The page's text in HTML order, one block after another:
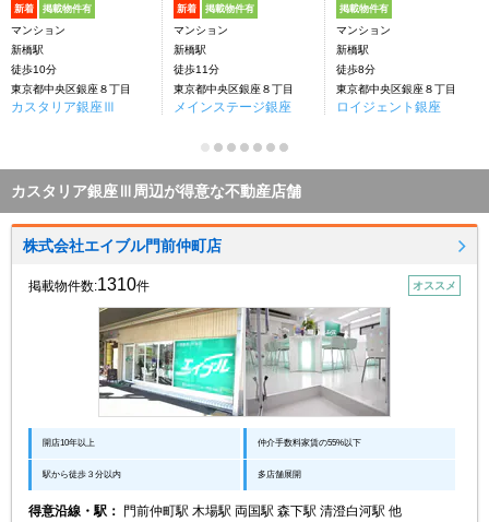
新着 掲載物件有
マンション
新橋駅
徒歩10分
東京都中央区銀座８丁目
カスタリア銀座Ⅲ
新着 掲載物件有
マンション
新橋駅
徒歩11分
東京都中央区銀座８丁目
メインステージ銀座
掲載物件有
マンション
新橋駅
徒歩8分
東京都中央区銀座８丁目
ロイジェント銀座
カスタリア銀座Ⅲ周辺が得意な不動産店舗
株式会社エイブル門前仲町店
掲載物件数:1310件 オススメ
開店10年以上 仲介手数料家賃の55%以下
駅から徒歩３分以内 多店舗展開
得意沿線・駅：
門前仲町駅 木場駅 両国駅 森下駅 清澄白河駅 他